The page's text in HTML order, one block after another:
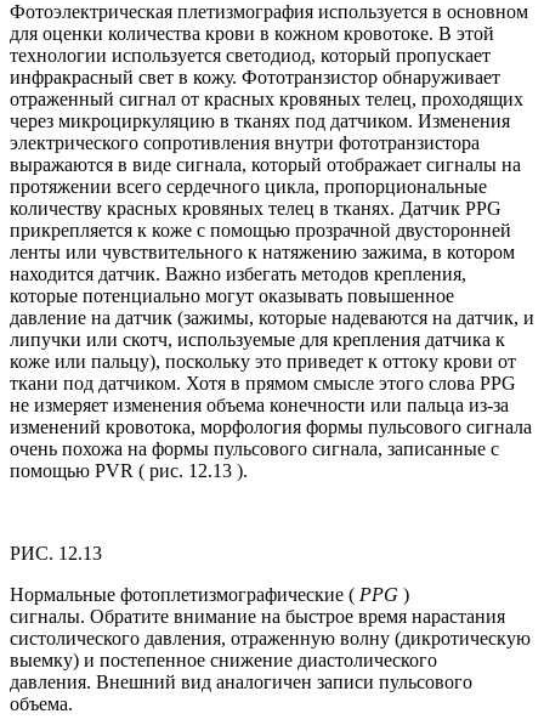
Фотоэлектрическая плетизмография используется в основном
для оценки количества крови в кожном кровотоке. В этой
технологии используется светодиод, который пропускает
инфракрасный свет в кожу. Фототранзистор обнаруживает
отраженный сигнал от красных кровяных телец, проходящих
через микроциркуляцию в тканях под датчиком. Изменения
электрического сопротивления внутри фототранзистора
выражаются в виде сигнала, который отображает сигналы на
протяжении всего сердечного цикла, пропорциональные
количеству красных кровяных телец в тканях. Датчик PPG
прикрепляется к коже с помощью прозрачной двусторонней
ленты или чувствительного к натяжению зажима, в котором
находится датчик. Важно избегать методов крепления,
которые потенциально могут оказывать повышенное
давление на датчик (зажимы, которые надеваются на датчик, и
липучки или скотч, используемые для крепления датчика к
коже или пальцу), поскольку это приведет к оттоку крови от
ткани под датчиком. Хотя в прямом смысле этого слова PPG
не измеряет изменения объема конечности или пальца из-за
изменений кровотока, морфология формы пульсового сигнала
очень похожа на формы пульсового сигнала, записанные с
помощью PVR ( рис. 12.13 ).
РИС. 12.13
Нормальные фотоплетизмографические ( PPG )
сигналы. Обратите внимание на быстрое время нарастания
систолического давления, отраженную волну (дикротическую
выемку) и постепенное снижение диастолического
давления. Внешний вид аналогичен записи пульсового
объема.